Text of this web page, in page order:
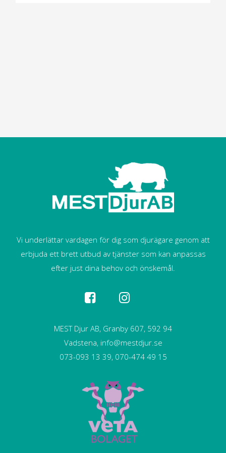
Vi underlättar vardagen för dig som djurägare genom att
erbjuda ett brett utbud av tjänster som kan anpassas
efter just dina behov och önskemål.
MEST Djur AB, Granby 607, 592 94
Vadstena, info@mestdjur.se
073-093 13 39, 070-474 49 15